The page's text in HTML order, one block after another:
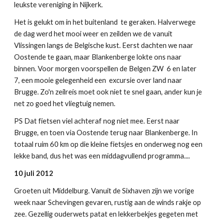
leukste vereniging in Nijkerk.
Het is gelukt om in het buitenland te geraken. Halverwege
de dag werd het mooi weer en zeilden we de vanuit
Vlissingen langs de Belgische kust. Eerst dachten we naar
Oostende te gaan, maar Blankenberge lokte ons naar
binnen. Voor morgen voorspellen de Belgen ZW 6 en later
7, een mooie gelegenheid een excursie over land naar
Brugge. Zo'n zeilreis moet ook niet te snel gaan, ander kun je
net zo goed het vliegtuig nemen.
PS Dat fietsen viel achteraf nog niet mee. Eerst naar
Brugge, en toen via Oostende terug naar Blankenberge. In
totaal ruim 60 km op die kleine fietsjes en onderweg nog een
lekke band, dus het was een middagvullend programma....
10 juli 2012
Groeten uit Middelburg. Vanuit de Sixhaven zijn we vorige
week naar Schevingen gevaren, rustig aan de winds rakje op
zee. Gezellig ouderwets patat en lekkerbekjes gegeten met